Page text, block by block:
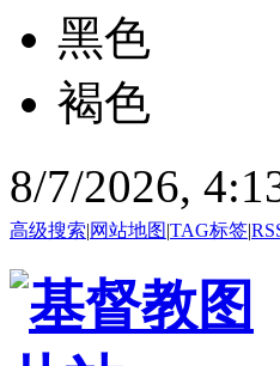
黑色
褐色
8/7/2026,
高级搜索|网站地图|TAG标签|